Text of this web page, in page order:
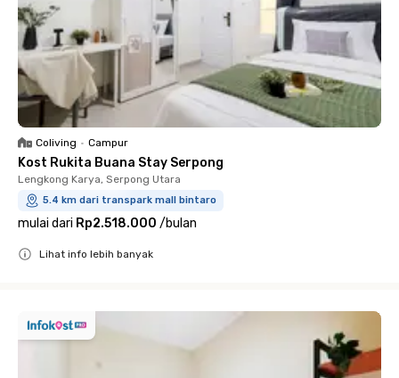
Coliving • Campur
Kost Rukita Buana Stay Serpong
Lengkong Karya, Serpong Utara
5.4 km dari transpark mall bintaro
mulai dari Rp2.518.000 /bulan
Lihat info lebih banyak